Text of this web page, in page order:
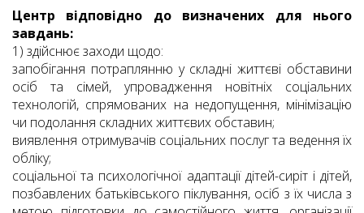
Центр відповідно до визначених для нього
завдань:
1) здійснює заходи щодо:
запобігання потраплянню у складні життєві обставини
осіб та сімей, упровадження новітніх соціальних
технологій, спрямованих на недопущення, мінімізацію
чи подолання складних життєвих обставин;
виявлення отримувачів соціальних послуг та ведення їх
обліку;
соціальної та психологічної адаптації дітей-сиріт і дітей,
позбавлених батьківського піклування, осіб з їх числа з